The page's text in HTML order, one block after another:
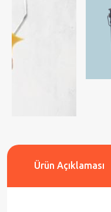
Ürün Açıklaması